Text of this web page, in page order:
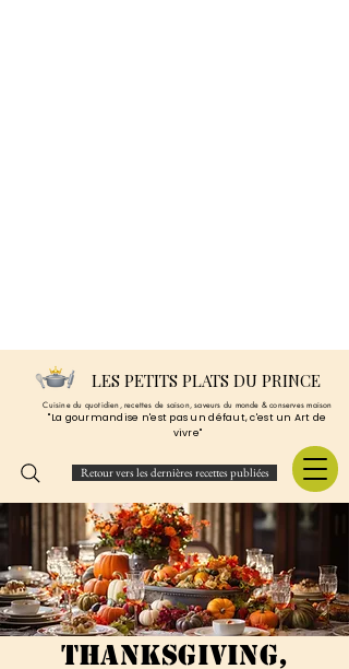
LES PETITS PLATS DU PRINCE
Cuisine du quotidien, recettes de saison, saveurs du monde & conserves maison
"La gourmandise n'est pas un défaut, c'est un Art de
vivre"
Retour vers les dernières recettes publiées
Thanksgiving,